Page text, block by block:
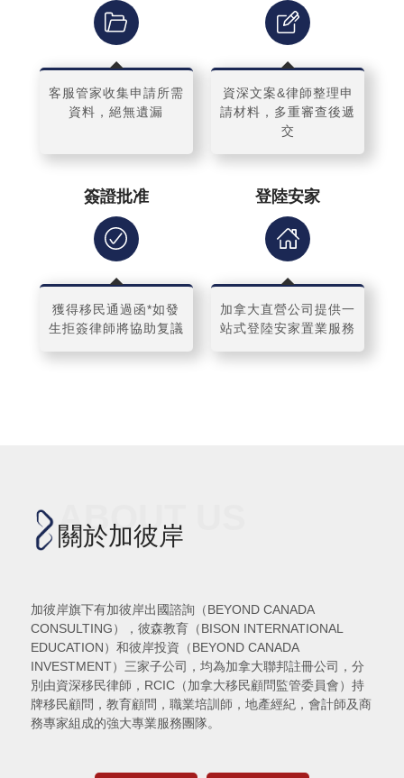
客服管家收集申請所需
資料，絕無遺漏
資深文案&律師整理申
請材料，多重審查後遞
交
簽證批准
獲得移民通過函*如發
生拒簽律師將協助复議
登陸安家
加拿大直營公司提供一
站式登陸安家置業服務
ABOUT US
關於加彼岸
加彼岸旗下有加彼岸出國諮詢（BEYOND CANADA
CONSULTING），彼森教育（BISON INTERNATIONAL
EDUCATION）和彼岸投資（BEYOND CANADA
INVESTMENT）三家子公司，均為加拿大聯邦註冊公司，分
別由資深移民律師，RCIC（加拿大移民顧問監管委員會）持
牌移民顧問，教育顧問，職業培訓師，地產經紀，會計師及商
務專家組成的強大專業服務團隊。